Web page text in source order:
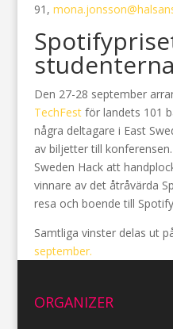
91,
studenterna
Den 27-28 september
TechFest för landets 101
några deltagare i East
av biljetter till
Sweden Hack att
vinnare av det åtråvärda
resa och boende till
Samtliga vinster delas ut
september.
ORGANIZER